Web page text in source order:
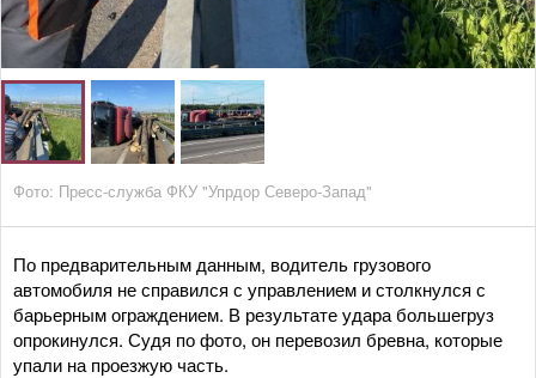
Фото: Пресс-служба ФКУ "Упрдор Северо-Запад"
По предварительным данным, водитель грузового
автомобиля не справился с управлением и столкнулся с
барьерным ограждением. В результате удара большегруз
опрокинулся. Судя по фото, он перевозил бревна, которые
упали на проезжую часть.